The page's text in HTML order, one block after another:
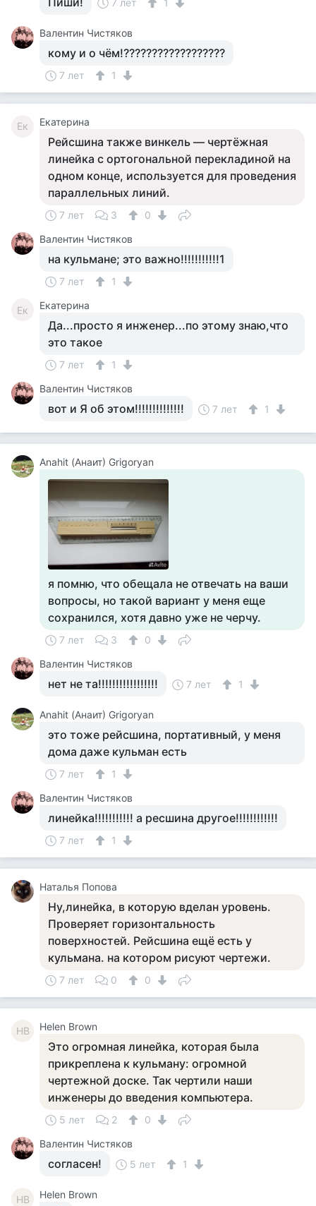
7 лет 1
Валентин Чистяков
кому и о чём!??????????????????
7 лет 1
Ек Екатерина
Рейсшина также винкель — чертёжная
линейка с ортогональной перекладиной на
одном конце, используется для проведения
параллельных линий.
7 лет 3
0
Валентин Чистяков
на кульмане; это важно!!!!!!!!!!!1
7 лет 1
Ек Екатерина
Да...просто я инженер...по этому знаю,что
это такое
7 лет
1
Валентин Чистяков
вот и Я об этом!!!!!!!!!!!!!! 7 лет 1
Anahit (Анаит) Grigoryan
я помню, что обещала не отвечать на ваши
вопросы, но такой вариант у меня еще
сохранился, хотя давно уже не черчу.
7 лет 3
0
Валентин Чистяков
нет не та!!!!!!!!!!!!!!!!! 7 лет 1
Anahit (Анаит) Grigoryan
это тоже рейсшина, портативный, у меня
дома даже кульман есть
7 лет
1
Валентин Чистяков
линейка!!!!!!!!!!! а ресшина другое!!!!!!!!!!!!
7 лет 1
Наталья Попова
Ну,линейка, в которую вделан уровень.
Проверяет горизонтальность
поверхностей. Рейсшина ещё есть у
кульмана. на котором рисуют чертежи.
7 лет 0 0
HB Helen Brown
Это огромная линейка, которая была
прикреплена к кульману: огромной
чертежной доске. Так чертили наши
инженеры до введения компьютера.
5 лет 2
0
Валентин Чистяков
согласен! 5 лет 1
HB
Helen Brown